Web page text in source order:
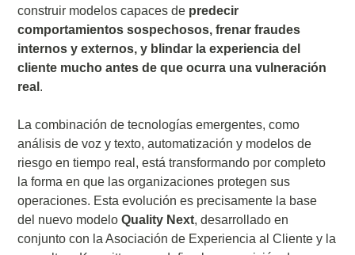
construir modelos capaces de predecir
comportamientos sospechosos, frenar fraudes
internos y externos, y blindar la experiencia del
cliente mucho antes de que ocurra una vulneración
real .
La combinación de tecnologías emergentes, como
análisis de voz y texto, automatización y modelos de
riesgo en tiempo real, está transformando por completo
la forma en que las organizaciones protegen sus
operaciones. Esta evolución es precisamente la base
del nuevo modeloQuality Next, desarrollado en
conjunto con la Asociación de Experiencia al Cliente y la